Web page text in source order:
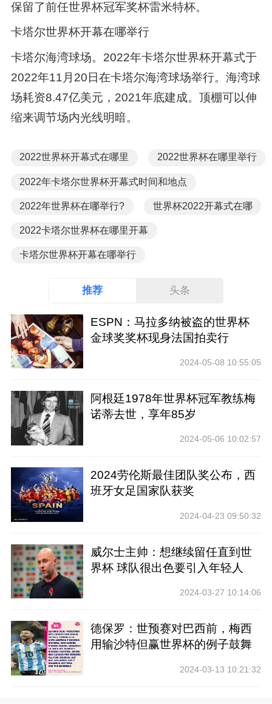
保留了前任世界杯冠军奖杯雷米特杯。
卡塔尔世界杯开幕在哪举行
卡塔尔海湾球场。2022年卡塔尔世界杯开幕式于
2022年11月20日在卡塔尔海湾球场举行。海湾球
场耗资8.47亿美元，2021年底建成。顶棚可以伸
缩来调节场内光线明暗。
2022世界杯开幕式在哪里 2022世界杯在哪里举行
2022年卡塔尔世界杯开幕式时间和地点
2022年世界杯在哪举行? 世界杯2022开幕式在哪
2022卡塔尔世界杯在哪里开幕
卡塔尔世界杯开幕在哪举行
推荐 头条
ESPN：马拉多纳被盗的世界杯
金球奖奖杯现身法国拍卖行
2024-05-08 10:55:05
阿根廷1978年世界杯冠军教练梅
诺蒂去世，享年85岁
2024-05-06 10:02:57
2024劳伦斯最佳团队奖公布，西
班牙女足国家队获奖
2024-04-23 09:50:32
威尔士主帅：想继续留任直到世
界杯 球队很出色要引入年轻人
2024-03-27 10:14:06
德保罗：世预赛对巴西前，梅西
用输沙特但赢世界杯的例子鼓舞
2024-03-13 10:21:32